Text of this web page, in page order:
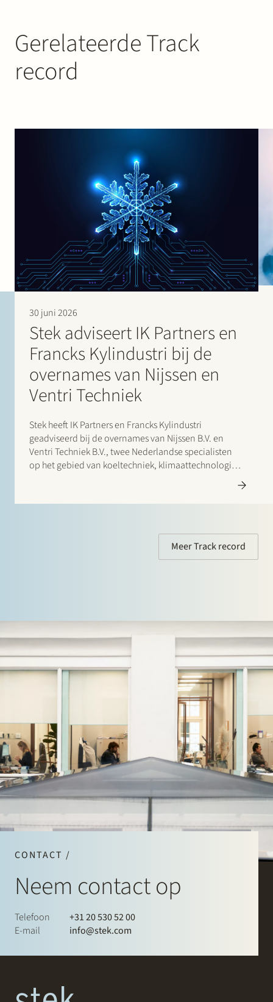
Gerelateerde Track
record
30 juni 2026
Stek adviseert IK Partners en
Francks Kylindustri bij de
overnames van Nijssen en
Ventri Techniek
Stek heeft IK Partners en Francks Kylindustri
geadviseerd bij de overnames van Nijssen B.V. en
Ventri Techniek B.V., twee Nederlandse specialisten
op het gebied van koeltechniek, klimaattechnologie
en agrarische opslagoplossingen. Francks Kylindustri,
toonaangevende Scandinavische aanbieder van
Meer Track record
CONTACT /
Neem contact op
Telefoon
+31 20 530 52 00
E-mail
info@stek.com